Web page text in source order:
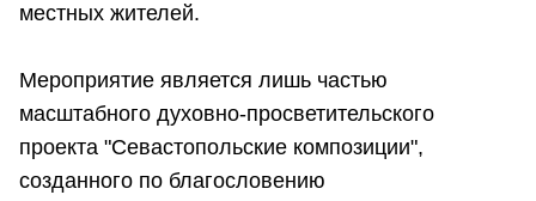
местных жителей.
Мероприятие является лишь частью
масштабного духовно-просветительского
проекта "Севастопольские композиции",
созданного по благословению